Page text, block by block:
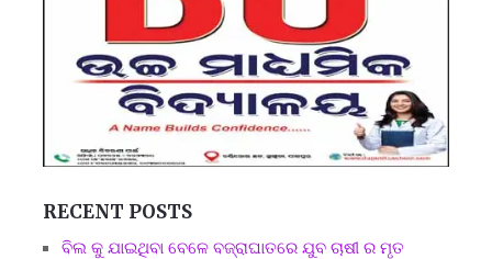
RECENT POSTS
ବିଲ କୁ ଯାଇଥିବା ବେଳେ ବଜ୍ରାଘାତରେ ଯୁବ ଚାଷୀ ର ମୃତ